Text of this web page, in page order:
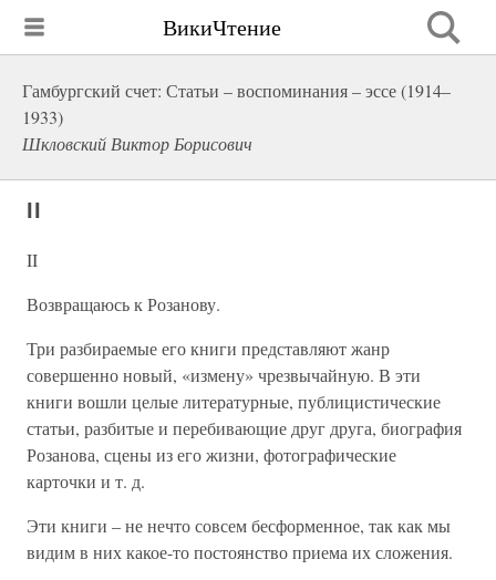
ВикиЧтение
Гамбургский счет: Статьи – воспоминания – эссе (1914–
1933)
Шкловский Виктор Борисович
II
II
Возвращаюсь к Розанову.
Три разбираемые его книги представляют жанр
совершенно новый, «измену» чрезвычайную. В эти
книги вошли целые литературные, публицистические
статьи, разбитые и перебивающие друг друга, биография
Розанова, сцены из его жизни, фотографические
карточки и т. д.
Эти книги – не нечто совсем бесформенное, так как мы
видим в них какое-то постоянство приема их сложения.